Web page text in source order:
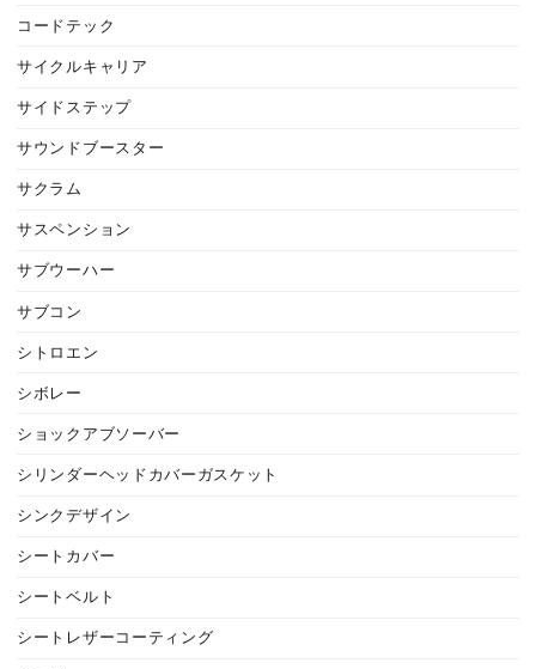
コードテック
サイクルキャリア
サイドステップ
サウンドブースター
サクラム
サスペンション
サブウーハー
サブコン
シトロエン
シボレー
ショックアブソーバー
シリンダーヘッドカバーガスケット
シンクデザイン
シートカバー
シートベルト
シートレザーコーティング